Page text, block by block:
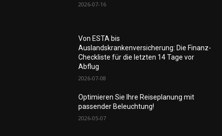
2026-07-16
Von ESTA bis
Auslandskrankenversicherung: Die Finanz-
Checkliste für die letzten 14 Tage vor
Abflug
2026-07-08
Optimieren Sie Ihre Reiseplanung mit
passender Beleuchtung!
2026-05-07